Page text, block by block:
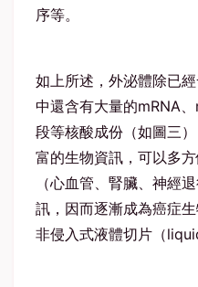
序等。
如上所述，外泌體除已
中還含有大量的mRNA
段等核酸成份（如圖三
富的生物資訊，可以多
（心血管、腎臟、神經
訊，因而逐漸成為癌症
非侵入式液體切片（